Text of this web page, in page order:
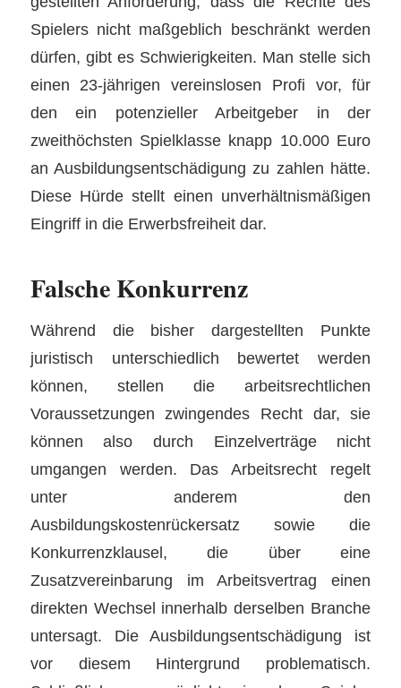
Spielers nicht maßgeblich beschränkt werden
dürfen, gibt es Schwierigkeiten. Man stelle sich
einen 23-jährigen vereinslosen Profi vor, für
den ein potenzieller Arbeitgeber in der
zweithöchsten Spielklasse knapp 10.000 Euro
an Ausbildungsentschädigung zu zahlen hätte.
Diese Hürde stellt einen unverhältnismäßigen
Eingriff in die Erwerbsfreiheit dar.
Falsche Konkurrenz
Während die bisher dargestellten Punkte
juristisch unterschiedlich bewertet werden
können, stellen die arbeitsrechtlichen
Voraussetzungen zwingendes Recht dar, sie
können also durch Einzelverträge nicht
umgangen werden. Das Arbeitsrecht regelt
unter anderem den
Ausbildungskostenrückersatz sowie die
Konkurrenzklausel, die über eine
Zusatzvereinbarung im Arbeitsvertrag einen
direkten Wechsel innerhalb derselben Branche
untersagt. Die Ausbildungsentschädigung ist
vor diesem Hintergrund problematisch.